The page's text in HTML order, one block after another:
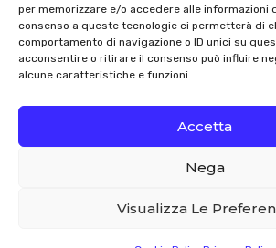
per memorizzare e/o accedere alle informazioni
consenso a queste tecnologie ci permetterà di
comportamento di navigazione o ID unici su
acconsentire o ritirare il consenso può influire
alcune caratteristiche e funzioni.
Accetta
Nega
Visualizza Le
CopyrightAZ Agri. All rights reserved |
Contacts